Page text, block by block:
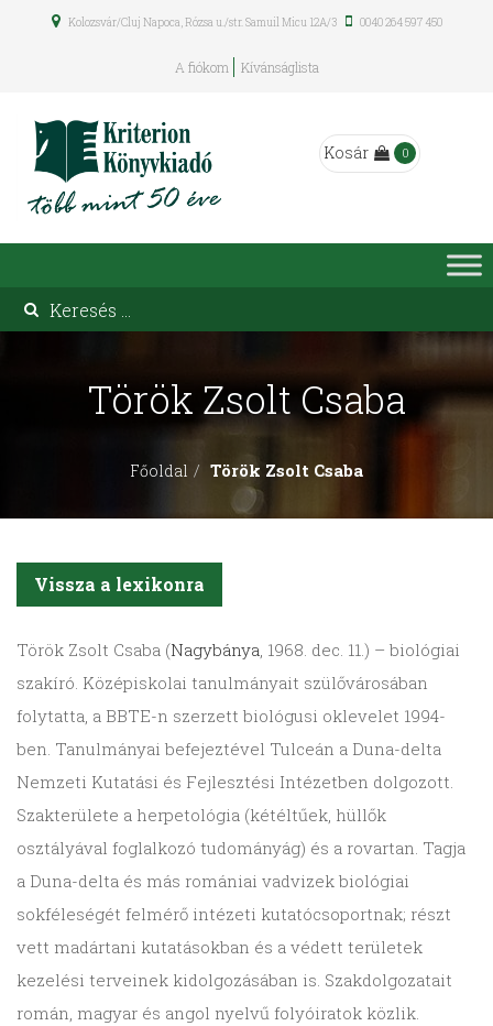
Kolozsvár/Cluj Napoca, Rózsa u./str. Samuil Micu 12A/3 0040 264 597 450
A fiókom Kívánságlista
Kosár 0
Török Zsolt Csaba
Főoldal Török Zsolt Csaba
Vissza a lexikonra
Török Zsolt Csaba (Nagybánya, 1968. dec. 11.) – biológiai
szakíró. Középiskolai tanulmányait szülővárosában
folytatta, a BBTE-n szerzett biológusi oklevelet 1994-
ben. Tanulmányai befejeztével Tulceán a Duna-delta
Nemzeti Kutatási és Fejlesztési Intézetben dolgozott.
Szakterülete a herpetológia (kétéltűek, hüllők
osztályával foglalkozó tudományág) és a rovartan. Tagja
a Duna-delta és más romániai vadvizek biológiai
sokféleségét felmérő intézeti kutatócsoportnak; részt
vett madártani kutatásokban és a védett területek
kezelési terveinek kidolgozásában is. Szakdolgozatait
román, magyar és angol nyelvű folyóiratok közlik.